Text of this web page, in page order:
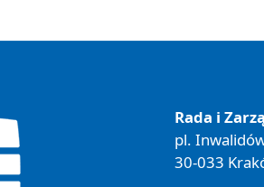
Rada i
pl.
30-033